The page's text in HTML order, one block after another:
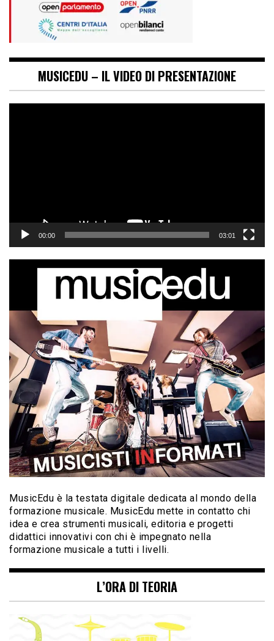
MUSICEDU – IL VIDEO DI PRESENTAZIONE
00:00 03:01
MusicEdu è la testata digitale dedicata al mondo della
formazione musicale. MusicEdu mette in contatto chi
idea e crea strumenti musicali, editoria e progetti
didattici innovativi con chi è impegnato nella
formazione musicale a tutti i livelli.
L’ORA DI TEORIA